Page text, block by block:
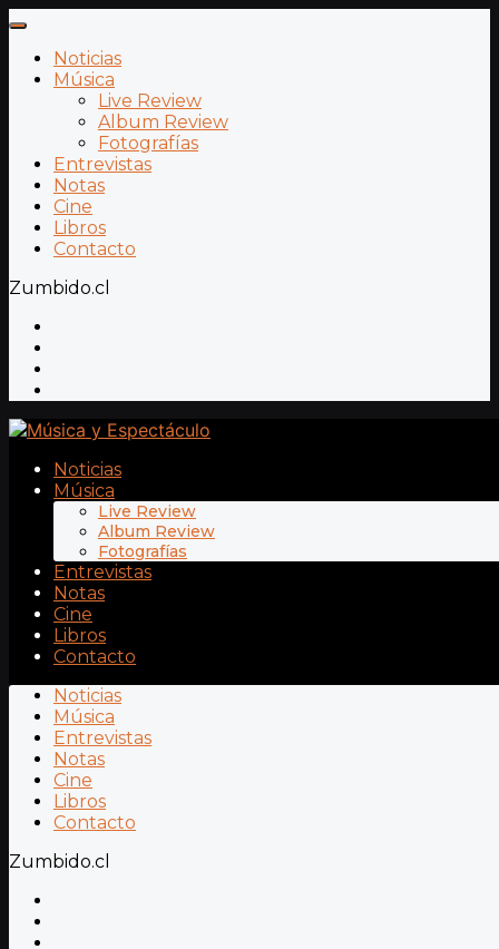
Noticias
Música
Live Review
Album Review
Fotografías
Entrevistas
Notas
Cine
Libros
Contacto
Zumbido.cl
Noticias
Música
Live Review
Album Review
Fotografías
Entrevistas
Notas
Cine
Libros
Contacto
Noticias
Música
Entrevistas
Notas
Cine
Libros
Contacto
Zumbido.cl